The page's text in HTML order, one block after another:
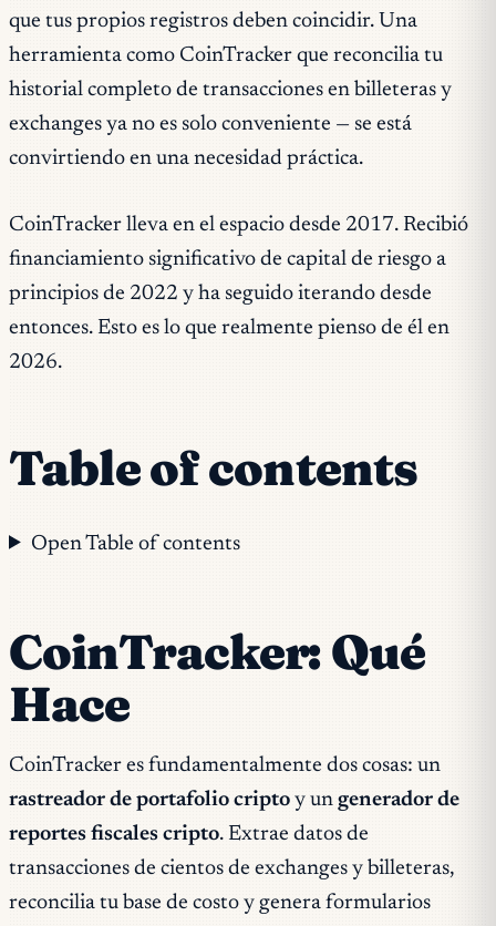
que tus propios registros deben coincidir. Una
herramienta como CoinTracker que reconcilia tu
historial completo de transacciones en billeteras y
exchanges ya no es solo conveniente — se está
convirtiendo en una necesidad práctica.
CoinTracker lleva en el espacio desde 2017. Recibió
financiamiento significativo de capital de riesgo a
principios de 2022 y ha seguido iterando desde
entonces. Esto es lo que realmente pienso de él en
2026.
Table of contents
Open Table of contents
CoinTracker: Qué
Hace
CoinTracker es fundamentalmente dos cosas: un
rastreador de portafolio cripto y un generador de
reportes fiscales cripto. Extrae datos de
transacciones de cientos de exchanges y billeteras,
reconcilia tu base de costo y genera formularios